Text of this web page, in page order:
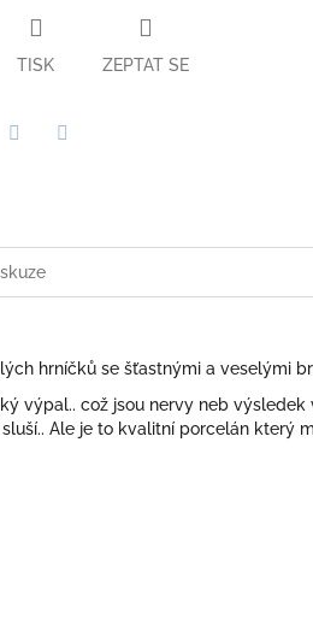
TISK ZEPTAT SE
hrníčků se šťastnými a veselými
výpal.. což jsou nervy neb výsledek
Ale je to kvalitní porcelán který